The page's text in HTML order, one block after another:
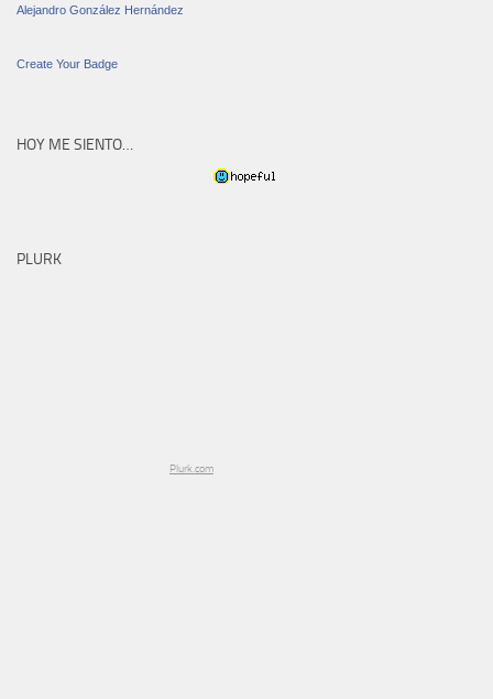
Alejandro González Hernández
Create Your Badge
HOY ME SIENTO…
PLURK
Plurk.com